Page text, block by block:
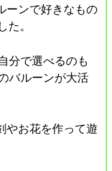
ーンで好きなもの
。
分で選べるのも
バルーンが大活
やお花を作って遊